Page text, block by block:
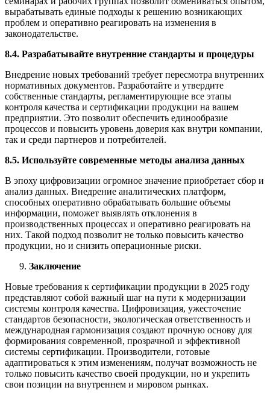
вырабатывать единые подходы к решению возникающих
проблем и оперативно реагировать на изменения в
законодательстве.
8.4. Разрабатывайте внутренние стандарты и процедуры
Внедрение новых требований требует пересмотра внутренних
нормативных документов. Разработайте и утвердите
собственные стандарты, регламентирующие все этапы
контроля качества и сертификации продукции на вашем
предприятии. Это позволит обеспечить единообразие
процессов и повысить уровень доверия как внутри компании,
так и среди партнеров и потребителей.
8.5. Используйте современные методы анализа данных
В эпоху цифровизации огромное значение приобретает сбор и
анализ данных. Внедрение аналитических платформ,
способных оперативно обрабатывать большие объемы
информации, поможет выявлять отклонения в
производственных процессах и оперативно реагировать на
них. Такой подход позволит не только повысить качество
продукции, но и снизить операционные риски.
Заключение
Новые требования к сертификации продукции в 2025 году
представляют собой важный шаг на пути к модернизации
системы контроля качества. Цифровизация, ужесточение
стандартов безопасности, экологическая ответственность и
международная гармонизация создают прочную основу для
формирования современной, прозрачной и эффективной
системы сертификации. Производители, готовые
адаптироваться к этим изменениям, получат возможность не
только повысить качество своей продукции, но и укрепить
свои позиции на внутреннем и мировом рынках.